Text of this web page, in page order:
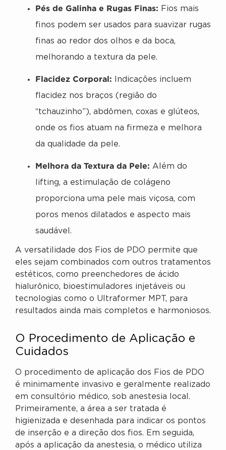
Pés de Galinha e Rugas Finas: Fios mais
finos podem ser usados para suavizar rugas
finas ao redor dos olhos e da boca,
melhorando a textura da pele.
Flacidez Corporal: Indicações incluem
flacidez nos braços (região do
“tchauzinho”), abdômen, coxas e glúteos,
onde os fios atuam na firmeza e melhora
da qualidade da pele.
Melhora da Textura da Pele: Além do
lifting, a estimulação de colágeno
proporciona uma pele mais viçosa, com
poros menos dilatados e aspecto mais
saudável.
A versatilidade dos Fios de PDO permite que
eles sejam combinados com outros tratamentos
estéticos, como preenchedores de ácido
hialurônico, bioestimuladores injetáveis ou
tecnologias como o Ultraformer MPT, para
resultados ainda mais completos e harmoniosos.
O Procedimento de Aplicação e
Cuidados
O procedimento de aplicação dos Fios de PDO
é minimamente invasivo e geralmente realizado
em consultório médico, sob anestesia local.
Primeiramente, a área a ser tratada é
higienizada e desenhada para indicar os pontos
de inserção e a direção dos fios. Em seguida,
após a aplicação da anestesia, o médico utiliza